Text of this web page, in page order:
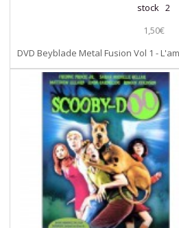
stock 2
1,50€
DVD Beyblade Metal Fusion Vol 1 -